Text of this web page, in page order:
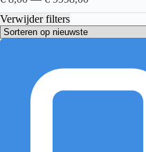
Verwijder filters